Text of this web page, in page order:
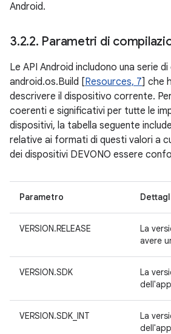
Android.
3.2.2. Parametri di
Le API Android includono una serie
android.os.Build [Resources, 7] che
descrivere il dispositivo corrente.
coerenti e significativi per tutte le
dispositivi, la tabella seguente
relative ai formati di questi valori a
dei dispositivi DEVONO essere
Parametro
VERSION.RELEASE
La
avere
VERSION.SDK
La
VERSION.SDK_INT
La